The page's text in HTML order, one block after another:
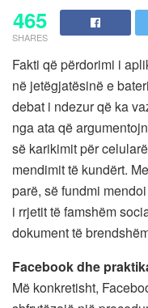
465
SHARES
Fakti që përdorimi i
në jetëgjatësinë e
debat i ndezur që ka
nga ata që
së karikimit për
mendimit të kundërt.
parë, së fundmi
i rrjetit të famshëm
dokument të
Facebook dhe
Më konkretisht,